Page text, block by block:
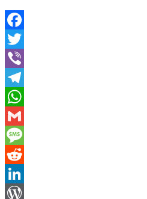
Facebook
Twitter
Viber
Telegram
WhatsApp
Gmail
Message
Reddit
LinkedIn